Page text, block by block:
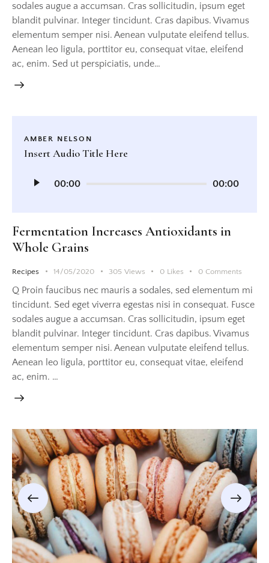
sodales augue a accumsan. Cras sollicitudin, ipsum eget
blandit pulvinar. Integer tincidunt. Cras dapibus. Vivamus
elementum semper nisi. Aenean vulputate eleifend tellus.
Aenean leo ligula, porttitor eu, consequat vitae, eleifend
ac, enim. Sed ut perspiciatis, unde…
AMBER NELSON
Insert Audio Title Here
Player
00:00 00:00
Fermentation Increases Antioxidants in
Whole Grains
Recipes 14/05/2020 305 Views 0 Likes 0 Comments
Q Proin faucibus nec mauris a sodales, sed elementum mi
tincidunt. Sed eget viverra egestas nisi in consequat. Fusce
sodales augue a accumsan. Cras sollicitudin, ipsum eget
blandit pulvinar. Integer tincidunt. Cras dapibus. Vivamus
elementum semper nisi. Aenean vulputate eleifend tellus.
Aenean leo ligula, porttitor eu, consequat vitae, eleifend
ac, enim. …